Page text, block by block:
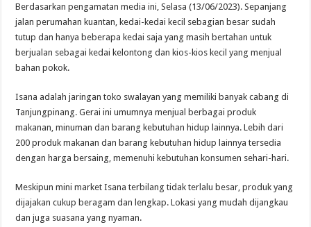
Berdasarkan pengamatan media ini, Selasa (13/06/2023). Sepanjang
jalan perumahan kuantan, kedai-kedai kecil sebagian besar sudah
tutup dan hanya beberapa kedai saja yang masih bertahan untuk
berjualan sebagai kedai kelontong dan kios-kios kecil yang menjual
bahan pokok.
Isana adalah jaringan toko swalayan yang memiliki banyak cabang di
Tanjungpinang. Gerai ini umumnya menjual berbagai produk
makanan, minuman dan barang kebutuhan hidup lainnya. Lebih dari
200 produk makanan dan barang kebutuhan hidup lainnya tersedia
dengan harga bersaing, memenuhi kebutuhan konsumen sehari-hari.
Meskipun mini market Isana terbilang tidak terlalu besar, produk yang
dijajakan cukup beragam dan lengkap. Lokasi yang mudah dijangkau
dan juga suasana yang nyaman.